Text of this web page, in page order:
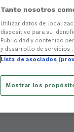
Tanto nosotros
Utilizar datos de
dispositivo para su
Publicidad y contenido
y desarrollo de servicios .
Lista de asociados
Mostrar los